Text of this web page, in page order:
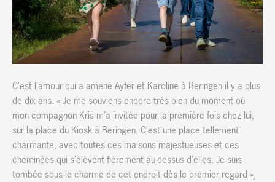
C’est l’amour qui a amené Ayfer et Karoline à Beringen il y a plus
de dix ans. « Je me souviens encore très bien du moment où
mon compagnon Kris m’a invitée pour la première fois chez lui,
sur la place du Kiosk à Beringen. C’est une place tellement
charmante, avec toutes ces maisons majestueuses et ces
cheminées qui s’élèvent fièrement au-dessus d’elles. Je suis
tombée sous le charme de cet endroit dès le premier regard »,